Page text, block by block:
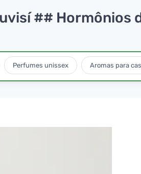
## Hormônios
Perfumes unissex Aromas para